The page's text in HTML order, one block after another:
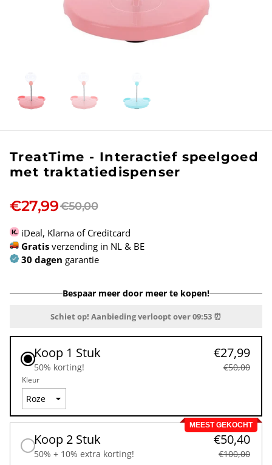
TreatTime - Interactief speelgoed
met traktatiedispenser
€27,99€50,00
iDeal, Klarna of Creditcard
Gratis verzending in NL & BE
30 dagen garantie
Bespaar meer door meer te kopen!
Schiet op! Aanbieding verloopt over09:53 ⏰
Koop 1 Stuk
50% korting!
€27,99
€50,00
Kleur
MEEST GEKOCHT
Koop 2 Stuk
50% + 10% extra korting!
€50,40
€100,00